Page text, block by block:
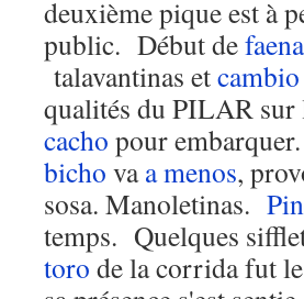
deuxième pique est à
public. Début defaena
talavantinas etcambio
qualités du PILAR sur
cacho pour embarquer.
bicho vaa menos,
sosa. Manoletinas.
temps. Quelques
toro de la corrida fut